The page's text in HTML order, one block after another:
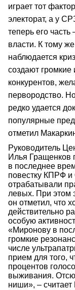
играет тот
электорат, а у
теперь его
власти. К тому
наблюдается
создают
конкурентов,
первородство.
редко удается
популярные
отметил
Руководитель
Илья Гращенков
в последнее
повестку КПРФ
отрабатывали
левых. При этом
он отметил, что
действительно
особую
«Миронову в
громкие
числе
прием для того,
процентов
выживания.
ниши», –